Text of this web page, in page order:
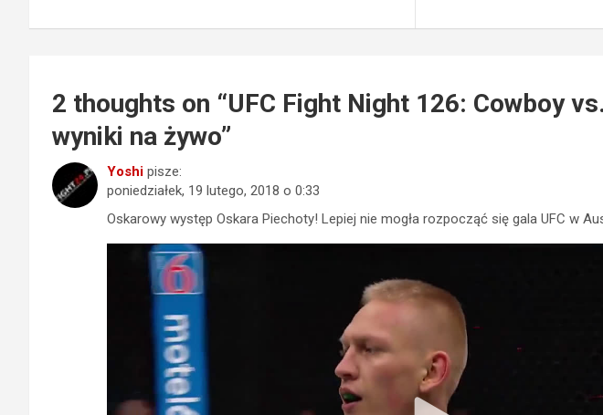
2 thoughts on “UFC Fight Night 126: Cowboy
wyniki na żywo”
Yoshi pisze:
poniedziałek, 19 lutego, 2018 o 0:33
Oskarowy występ Oskara Piechoty! Lepiej nie mogła rozpocząć się gala UFC w